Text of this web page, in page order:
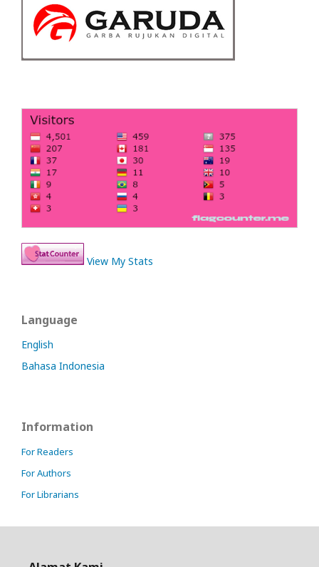
View My Stats
Language
English
Bahasa Indonesia
Information
For Readers
For Authors
For Librarians